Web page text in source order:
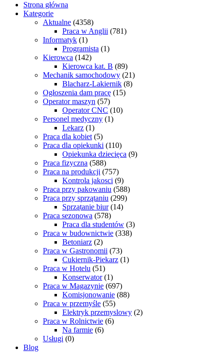
Strona główna
Kategorie
Aktualne (4358)
Praca w Anglii (781)
Informatyk (1)
Programista (1)
Kierowca (142)
Kierowca kat. B (89)
Mechanik samochodowy (21)
Blacharz-Lakiernik (8)
Ogłoszenia dam pracę (15)
Operator maszyn (57)
Operator CNC (10)
Personel medyczny (1)
Lekarz (1)
Praca dla kobiet (5)
Praca dla opiekunki (110)
Opiekunka dziecięca (9)
Praca fizyczna (588)
Praca na produkcji (757)
Kontrola jakosci (9)
Praca przy pakowaniu (588)
Praca przy sprzątaniu (299)
Sprzątanie biur (14)
Praca sezonowa (578)
Praca dla studentów (3)
Praca w budownictwie (338)
Betoniarz (2)
Praca w Gastronomii (73)
Cukiernik-Piekarz (1)
Praca w Hotelu (51)
Konserwator (1)
Praca w Magazynie (697)
Komisjonowanie (88)
Praca w przemyśle (55)
Elektryk przemyslowy (2)
Praca w Rolnictwie (6)
Na farmie (6)
Usługi (0)
Blog